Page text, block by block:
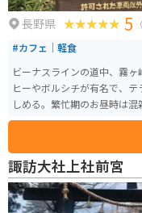
長野県 5
#カフェ｜軽食
ビーナスラインの道中、霧
ヒーやボルシチが有名で、
しめる。繁忙期のお昼時は
る。
諏訪大社上社前宮